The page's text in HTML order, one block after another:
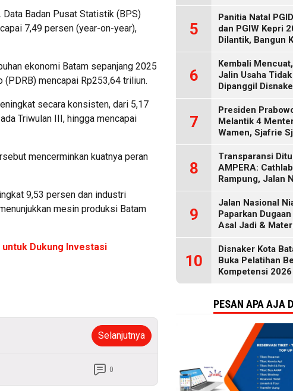
Badan Pusat Statistik (BPS)
7,49 persen (year-on-year),
ekonomi Batam sepanjang 2025
mencapai Rp253,64 triliun.
secara konsisten, dari 5,17
Triwulan III, hingga mencapai
mencerminkan kuatnya peran
9,53 persen dan industri
mesin produksi Batam
untuk Dukung Investasi
Selanjutnya
0
5
Panitia Natal
dan PGIW Kepri
Dilantik, Bangun
Oikumenis
6
Kembali
Jalin Usaha
Dipanggil
7
Presiden
Melantik 4
Wamen, Sjafrie
Gantikan Budi
8
Transparansi
AMPERA:
Rampung, Jalan
9
Jalan Nasional
Paparkan
Asal Jadi &
10
Disnaker Kota
Buka Pelatihan
Kompetensi
PESAN APA AJA